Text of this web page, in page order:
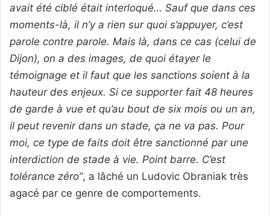
avait été ciblé était interloqué… Sauf que dans ces
moments-là, il n’y a rien sur quoi s’appuyer, c’est
parole contre parole. Mais là, dans ce cas (celui de
Dijon), on a des images, de quoi étayer le
témoignage et il faut que les sanctions soient à la
hauteur des enjeux. Si ce supporter fait 48 heures
de garde à vue et qu’au bout de six mois ou un an,
il peut revenir dans un stade, ça ne va pas. Pour
moi, ce type de faits doit être sanctionné par une
interdiction de stade à vie. Point barre. C’est
tolérance zéro”, a lâché un Ludovic Obraniak très
agacé par ce genre de comportements.